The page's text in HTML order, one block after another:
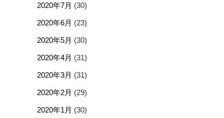
2020年7月 (30)
2020年6月 (23)
2020年5月 (30)
2020年4月 (31)
2020年3月 (31)
2020年2月 (29)
2020年1月 (30)